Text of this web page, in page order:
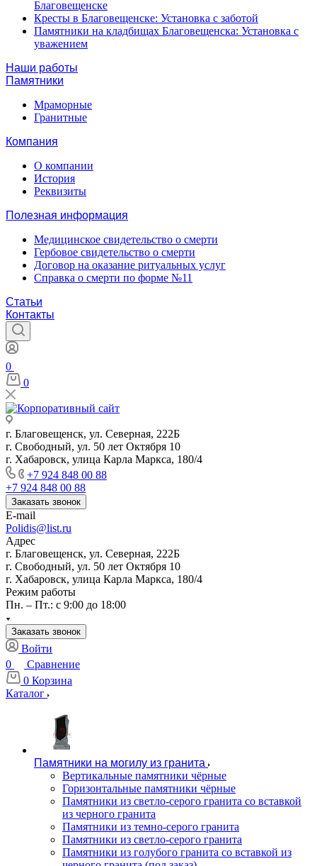
Благовещенске
Кресты в Благовещенске: Установка с заботой
Памятники на кладбищах Благовещенска: Установка с
уважением
Наши работы
Памятники
Мраморные
Гранитные
Компания
О компании
История
Реквизиты
Полезная информация
Медицинское свидетельство о смерти
Гербовое свидетельство о смерти
Договор на оказание ритуальных услуг
Справка о смерти по форме №11
Статьи
Контакты
0
0
г. Благовещенск, ул. Северная, 222Б
г. Свободный, ул. 50 лет Октября 10
г. Хабаровск, улица Карла Маркса, 180/4
+7 924 848 00 88
+7 924 848 00 88
Заказать звонок
E-mail
Polidis@list.ru
Адрес
г. Благовещенск, ул. Северная, 222Б
г. Свободный, ул. 50 лет Октября 10
г. Хабаровск, улица Карла Маркса, 180/4
Режим работы
Пн. – Пт.: с 9:00 до 18:00
Заказать звонок
Войти
0
Сравнение
0 Корзина
Каталог
Памятники на могилу из гранита
Вертикальные памятники чёрные
Горизонтальные памятники чёрные
Памятники из светло-серого гранита со вставкой
из черного гранита
Памятники из темно-серого гранита
Памятники из светло-серого гранита
Памятники из голубого гранита со вставкой из